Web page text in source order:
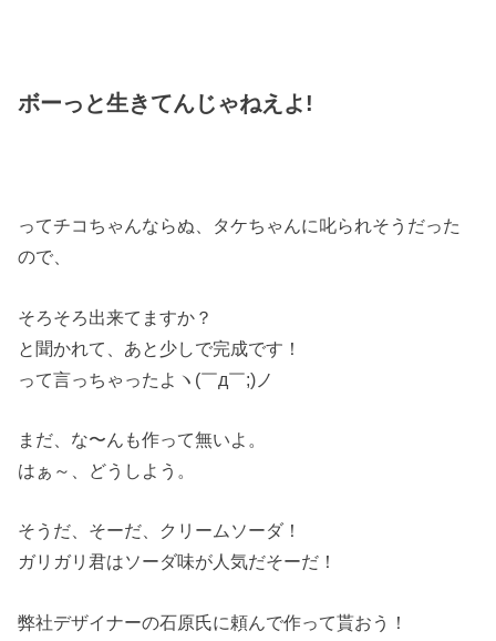
ボーっと生きてんじゃねえよ!
ってチコちゃんならぬ、タケちゃんに叱られそうだった
ので、
そろそろ出来てますか？
と聞かれて、あと少しで完成です！
って言っちゃったよヽ(￣д￣;)ノ
まだ、な〜んも作って無いよ。
はぁ～、どうしよう。
そうだ、そーだ、クリームソーダ！
ガリガリ君はソーダ味が人気だそーだ！
弊社デザイナーの石原氏に頼んで作って貰おう！